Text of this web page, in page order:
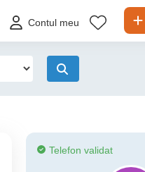
Contul meu
Telefon validat